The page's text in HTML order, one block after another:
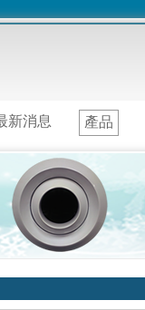
產品
新消息